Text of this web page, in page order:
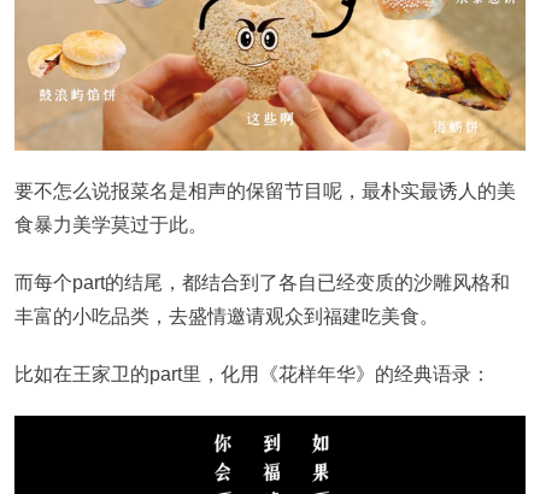
要不怎么说报菜名是相声的保留节目呢，最朴实最诱人的美
食暴力美学莫过于此。
而每个part的结尾，都结合到了各自已经变质的沙雕风格和
丰富的小吃品类，去盛情邀请观众到福建吃美食。
比如在王家卫的part里，化用《花样年华》的经典语录：